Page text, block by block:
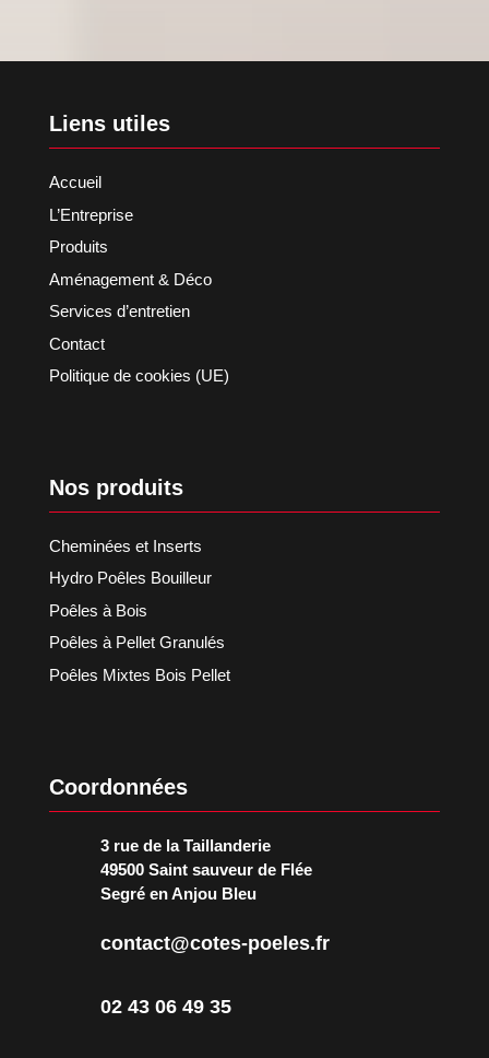
Liens utiles
Accueil
L’Entreprise
Produits
Aménagement & Déco
Services d’entretien
Contact
Politique de cookies (UE)
Nos produits
Cheminées et Inserts
Hydro Poêles Bouilleur
Poêles à Bois
Poêles à Pellet Granulés
Poêles Mixtes Bois Pellet
Coordonnées
3 rue de la Taillanderie
49500 Saint sauveur de Flée
Segré en Anjou Bleu
contact@cotes-poeles.fr
02 43 06 49 35